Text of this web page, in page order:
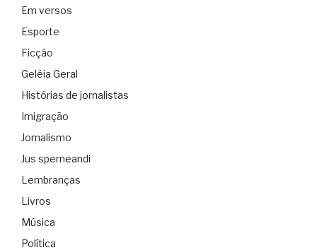
Em versos
Esporte
Ficção
Geléia Geral
Histórias de jornalistas
Imigração
Jornalismo
Jus sperneandi
Lembranças
Livros
Música
Política